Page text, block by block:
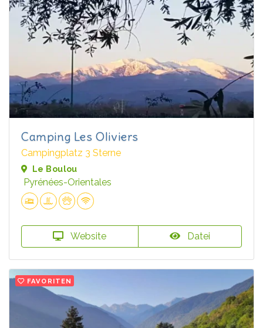
Camping Les Oliviers
Campingplatz 3 Sterne
Le Boulou
Pyrénées-Orientales
Website Datei
FAVORITEN